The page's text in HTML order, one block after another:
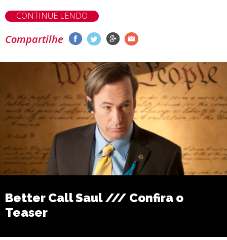
CONTINUE LENDO
Compartilhe
Better Call Saul /// Confira o
Teaser